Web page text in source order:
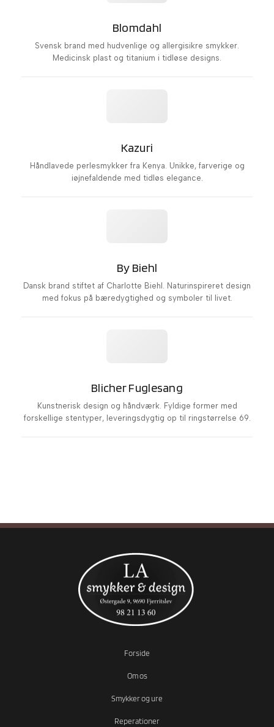
Blomdahl
Svensk brand med hudvenlige og allergisikre smykker.
Medicinsk plast og titanium i tidløse designs.
Kazuri
Håndlavede perlesmykker fra Kenya. Unikke, farverige og
iøjnefaldende med tidløs elegance.
By Biehl
Dansk brand stiftet af Charlotte Biehl. Naturinspireret design
med fokus på bæredygtighed og symboler til livet.
Blicher Fuglesang
Kunstnerisk design og håndværk. Fyldige former med
forskellige stentyper, leveringsdygtig op til ringstørrelse 69.
Forside
Om os
Smykker og ure
Reperationer